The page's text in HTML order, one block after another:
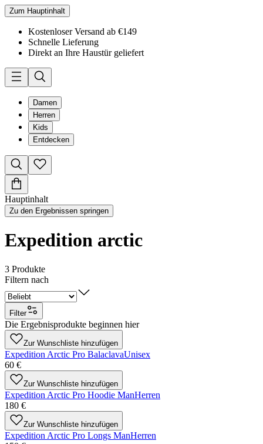
Zum Hauptinhalt
Kostenloser Versand ab €149
Schnelle Lieferung
Direkt an Ihre Haustür geliefert
Damen
Herren
Kids
Entdecken
Hauptinhalt
Zu den Ergebnissen springen
Expedition arctic
3 Produkte
Filtern nach
Filter
Die Ergebnisprodukte beginnen hier
Zur Wunschliste hinzufügen
Expedition Arctic Pro BalaclavaUnisex
60 €
Zur Wunschliste hinzufügen
Expedition Arctic Pro Hoodie ManHerren
180 €
Zur Wunschliste hinzufügen
Expedition Arctic Pro Longs ManHerren